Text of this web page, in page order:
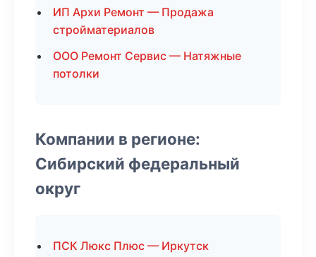
ИП Архи Ремонт — Продажа
стройматериалов
ООО Ремонт Сервис — Натяжные
потолки
Компании в регионе:
Сибирский федеральный
округ
ПСК Люкс Плюс — Иркутск